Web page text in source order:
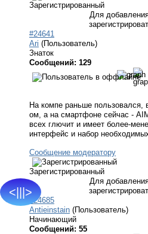
<|||>
Зарегистрированный
Для
#24641
Ari (Пользователь)
Знаток
Сообщений: 129
На компе раньше
ом, а на смартфоне сейчас -
всех глючит и имеет более-
интерфейс и набор
Сообщение модератору
Зарегистрированный
Для
#24685
Antieinstain (Пользователь)
Начинающий
Сообщений: 55